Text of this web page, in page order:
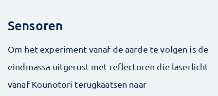
Sensoren
Om het experiment vanaf de aarde te volgen is de
eindmassa uitgerust met reflectoren die laserlicht
vanaf Kounotori terugkaatsen naar